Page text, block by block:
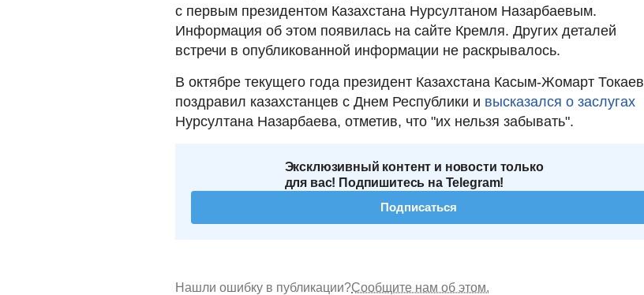
с первым президентом Казахстана Нурсултаном Назарбаевым.
Информация об этом появилась на сайте Кремля. Других деталей
встречи в опубликованной информации не раскрывалось.
В октябре текущего года президент Казахстана Касым-Жомарт Токаев
поздравил казахстанцев с Днем Республики и высказался о заслугах
Нурсултана Назарбаева, отметив, что "их нельзя забывать".
Эксклюзивный контент и новости только
для вас! Подпишитесь на Telegram!
Подписаться
Нашли ошибку в публикации?Сообщите нам об этом.